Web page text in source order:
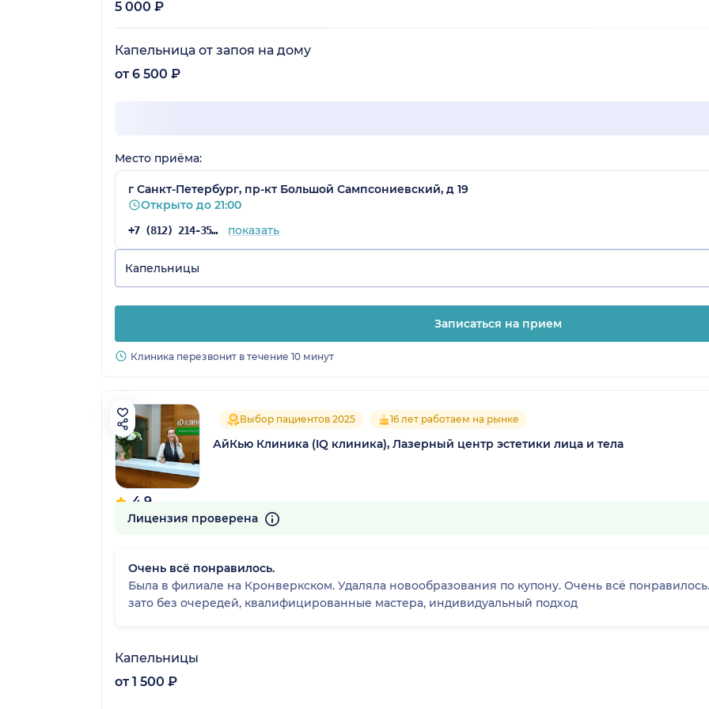
5 000 ₽
Капельница от запоя на дому
от 6 500 ₽
Место приёма:
г Санкт-Петербург, пр-кт Большой Сампсониевский, д 19
Открыто до 21:00
+7 (812) 214-35-16 показать
Капельницы
Записаться на прием
Клиника перезвонит в течение 10 минут
4.9
495 отзывов
Выбор пациентов 2025 16 лет работаем на рынке
АйКью Клиника (IQ клиника), Лазерный центр эстетики лица и тела
Лицензия проверена
Очень всё понравилось.
Была в филиале на Кронверкском. Удаляла новообразования по купону. Очень всё
зато без очередей, квалифицированные мастера, индивидуальный подход
Капельницы
от 1 500 ₽